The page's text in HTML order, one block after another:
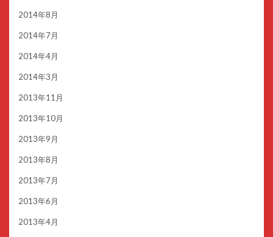
2014年8月
2014年7月
2014年4月
2014年3月
2013年11月
2013年10月
2013年9月
2013年8月
2013年7月
2013年6月
2013年4月